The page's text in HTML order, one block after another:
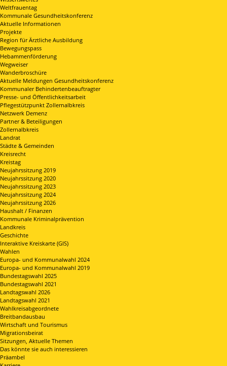
Weltfrauentag
Kommunale Gesundheitskonferenz
Aktuelle Informationen
Projekte
Region für Ärztliche Ausbildung
Bewegungspass
Hebammenförderung
Wegweiser
Wanderbroschüre
Aktuelle Meldungen Gesundheitskonferenz
Kommunaler Behindertenbeauftragter
Presse- und Öffentlichkeitsarbeit
Pflegestützpunkt Zollernalbkreis
Netzwerk Demenz
Partner & Beteiligungen
Zollernalbkreis
Landrat
Städte & Gemeinden
Kreisrecht
Kreistag
Neujahrssitzung 2019
Neujahrssitzung 2020
Neujahrssitzung 2023
Neujahrssitzung 2024
Neujahrssitzung 2026
Haushalt / Finanzen
Kommunale Kriminalprävention
Landkreis
Geschichte
Interaktive Kreiskarte (GIS)
Wahlen
Europa- und Kommunalwahl 2024
Europa- und Kommunalwahl 2019
Bundestagswahl 2025
Bundestagswahl 2021
Landtagswahl 2026
Landtagswahl 2021
Wahlkreisabgeordnete
Breitbandausbau
Wirtschaft und Tourismus
Migrationsbeirat
Sitzungen, Aktuelle Themen
Das könnte sie auch interessieren
Präambel